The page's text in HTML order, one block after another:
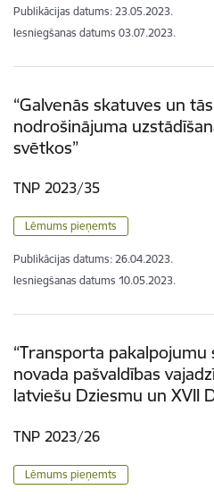
Publikācijas datums: 23.05.2023.
Iesniegšanas datums 03.07.2023.
“Galvenās skatuves un
nodrošinājuma
svētkos”
TNP 2023/35
Lēmums pieņemts
Publikācijas datums: 26.04.2023.
Iesniegšanas datums 10.05.2023.
“Transporta pakalpojumu
novada pašvaldības
latviešu Dziesmu un XVII
TNP 2023/26
Lēmums pieņemts